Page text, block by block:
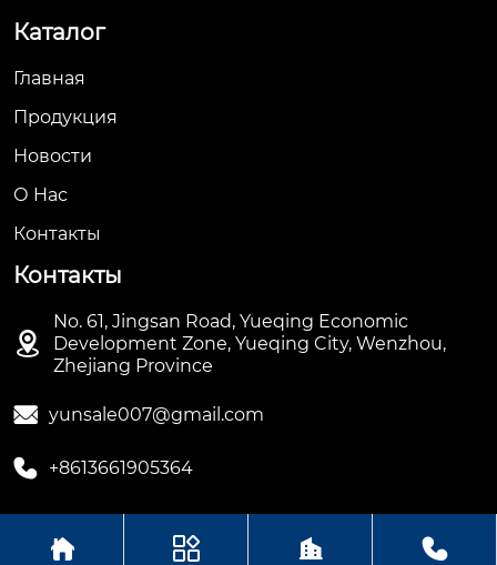
Каталог
Главная
Продукция
Новости
О Hас
Контакты
Контакты

No. 61, Jingsan Road, Yueqing Economic
Development Zone, Yueqing City, Wenzhou,
Zhejiang Province
 yunsale007@gmail.com
 +8613661905364
   